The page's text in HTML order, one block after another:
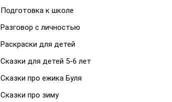
Подготовка к школе
Разговор с личностью
Раскраски для детей
Сказки для детей 5-6 лет
Сказки про ежика Буля
Сказки про зиму